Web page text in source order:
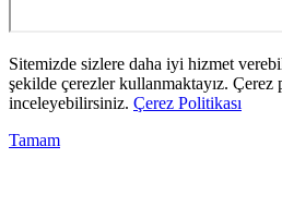
Sitemizde sizlere daha iyi hizmet
şekilde çerezler kullanmaktayız. Çerez
inceleyebilirsiniz. Çerez Politikası
Tamam